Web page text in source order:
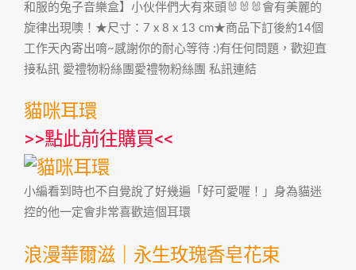
和服的兔子音樂盒】小伙伴們大有來頭🐰🐰🐰會有美麗的
旋律出現噢！★尺寸：7 x 8 x 13 cm★商品下訂後約14個
工作天內寄出唷~感謝你的耐心等待 :)有任何問題，歡迎直
接私訊 愛禮物粉絲團愛禮物粉絲團 私訊連結
貓咪耳環
>>點此前往購買<<
‪小編看到時也不自覺說了好幾遍「好可愛喔！」身為貓迷
控的他一定會非常喜歡這個耳環
浪漫華爾滋｜永生玫瑰香皂花束